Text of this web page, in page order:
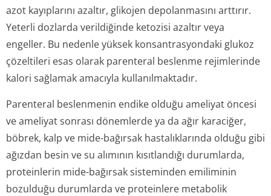
azot kayıplarını azaltır, glikojen depolanmasını arttırır.
Yeterli dozlarda verildiğinde ketozisi azaltır veya
engeller. Bu nedenle yüksek konsantrasyondaki glukoz
çözeltileri esas olarak parenteral beslenme rejimlerinde
kalori sağlamak amacıyla kullanılmaktadır.
Parenteral beslenmenin endike olduğu ameliyat öncesi
ve ameliyat sonrası dönemlerde ya da ağır karaciğer,
böbrek, kalp ve mide-bağırsak hastalıklarında olduğu gibi
ağızdan besin ve su alımının kısıtlandığı durumlarda,
proteinlerin mide-bağırsak sisteminden emiliminin
bozulduğu durumlarda ve proteinlere metabolik